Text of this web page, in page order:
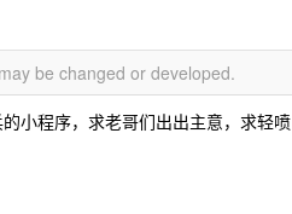
be changed or developed.
小程序，求老哥们出出主意，求轻喷